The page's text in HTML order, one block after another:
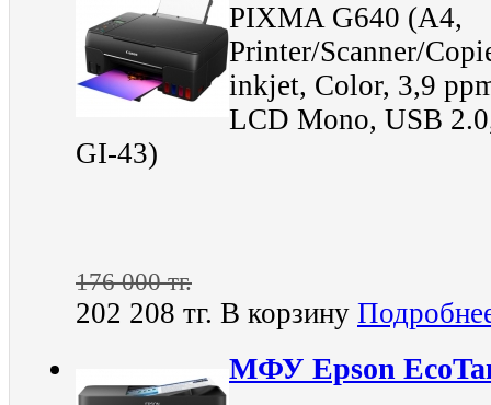
PIXMA G640 (A4,
Printer/Scanner/
inkjet, Color, 3,9
LCD Mono, USB
GI-43)
176 000 тг.
202 208 тг. В корзину
МФУ Epson